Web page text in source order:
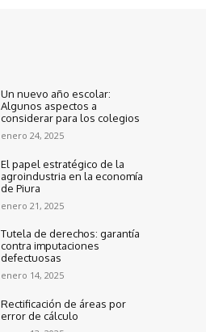
Un nuevo año escolar:
Algunos aspectos a
considerar para los colegios
enero 24, 2025
El papel estratégico de la
agroindustria en la economía
de Piura
enero 21, 2025
Tutela de derechos: garantía
contra imputaciones
defectuosas
enero 14, 2025
Rectificación de áreas por
error de cálculo